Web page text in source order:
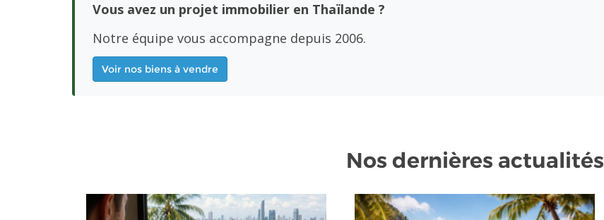
Vous avez un projet immobilier en Thaïlande ?
Notre équipe vous accompagne depuis 2006.
Voir nos biens à vendre
Nos dernières actualités